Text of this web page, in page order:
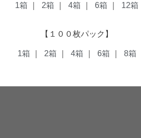
1箱 2箱 4箱 6箱 12箱
【１００枚パック】
1箱 2箱 4箱 6箱 8箱